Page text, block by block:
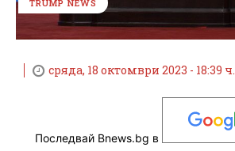
TRUMP NEWS
сряда, 18 октомври 2023 - 18:39 ч.
Последвай Bnews.bg в